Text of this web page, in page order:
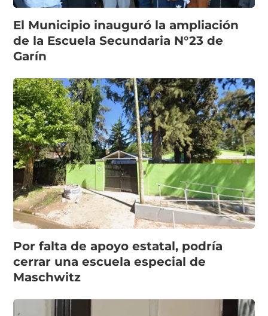
El Municipio inauguró la ampliación
de la Escuela Secundaria N°23 de
Garín
Por falta de apoyo estatal, podría
cerrar una escuela especial de
Maschwitz